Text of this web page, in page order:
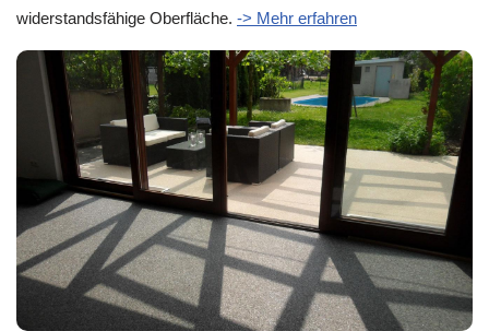
widerstandsfähige Oberfläche. -> Mehr erfahren